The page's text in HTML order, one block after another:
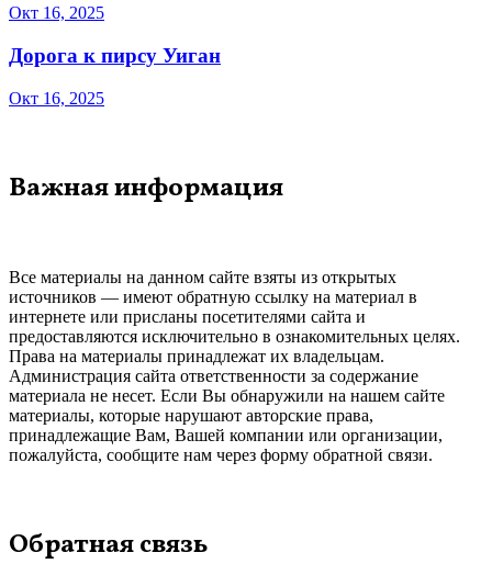
Окт 16, 2025
Дорога к пирсу Уиган
Окт 16, 2025
Важная информация
Все материалы на данном сайте взяты из открытых
источников — имеют обратную ссылку на материал в
интернете или присланы посетителями сайта и
предоставляются исключительно в ознакомительных целях.
Права на материалы принадлежат их владельцам.
Администрация сайта ответственности за содержание
материала не несет. Если Вы обнаружили на нашем сайте
материалы, которые нарушают авторские права,
принадлежащие Вам, Вашей компании или организации,
пожалуйста, сообщите нам через форму обратной связи.
Обратная связь